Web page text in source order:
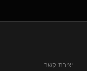
יצירת קשר